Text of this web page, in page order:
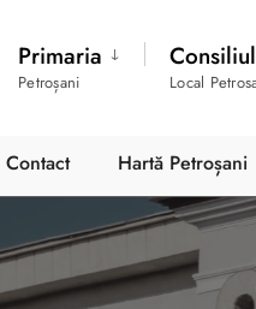
Primaria
Petroșani
Consiliul
Local
Contact Hartă Petroșani